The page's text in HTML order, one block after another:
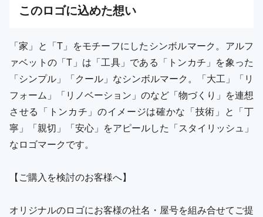
このロゴに込めた想い
「家」と「T」をモチーフにしたシンボルマーク。アルフ
ァベットの「T」は「工具」である「トンカチ」を象った
「シンプル」「クール」なシンボルマーク。「大工」「リ
フォーム」「リノベーション」のなど「物づくり」を連想
させる「トンカチ」のイメージは確かな「技術」と「丁
寧」「親切」「安心」をアピールした「スタイリッシュ」
なロゴマークです。
【ご購入を検討のお客様へ】
オリジナルのロゴにお客様の社名・屋号を組み合せてご提